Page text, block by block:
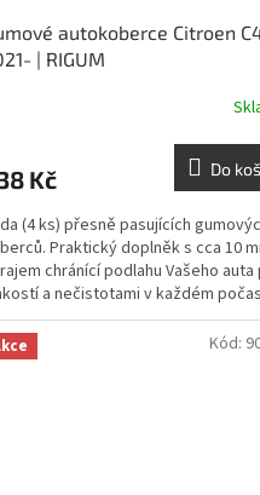
autokoberce Citroen
| RIGUM
Kč Do
(4 ks) přesně pasujících
Praktický doplněk s cca 10
chránící podlahu Vašeho auta
a nečistotami v každém
Kód: